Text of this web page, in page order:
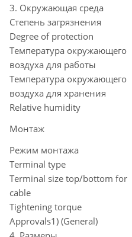
3. Окружающая среда
Степень загрязнения
Degree of protection
Температура окружающего
воздуха для работы
Температура окружающего
воздуха для хранения
Relative humidity
Монтаж
Режим монтажа
Terminal type
Terminal size top/bottom for
cable
Tightening torque
Approvals1) (General)